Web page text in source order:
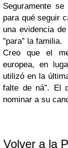
Seguramente
para qué seguir
una evidencia
”para” la familia.
Creo que el
europea, en
utilizó en la
falte de ná”. El
nominar a su
Volver a la